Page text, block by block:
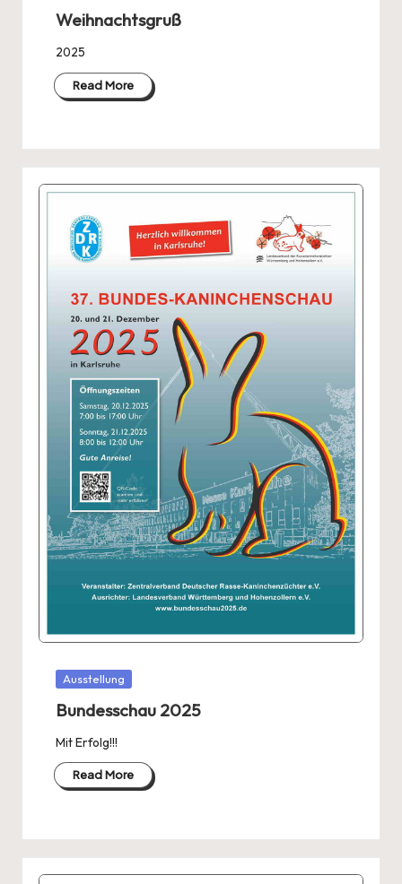
Weihnachtsgruß
2025
Read More
Posted
Ausstellung
Bundesschau 2025
Mit Erfolg!!!
Read More